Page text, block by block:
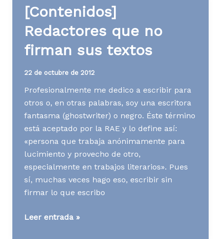
(CaaS)
[Contenidos]
Redactores que no
firman sus textos
22 de octubre de 2012
Profesionalmente me dedico a escribir para
otros o, en otras palabras, soy una escritora
fantasma (ghostwriter) o negro. Éste término
está aceptado por la RAE y lo define así:
«persona que trabaja anónimamente para
lucimiento y provecho de otro,
especialmente en trabajos literarios». Pues
sí, muchas veces hago eso, escribir sin
firmar lo que escribo
[Contenidos]
Leer entrada »